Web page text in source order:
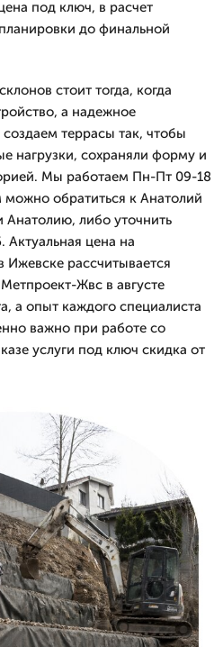
под ключ, в расчет
до финальной
стоит тогда, когда
а надежное
террасы так, чтобы
нагрузки, сохраняли форму и
Мы работаем Пн-Пт 09-18
обратиться к Анатолий
Анатолию, либо уточнить
Актуальная цена на
Ижевске рассчитывается
Жвс в августе
а опыт каждого специалиста
важно при работе со
услуги под ключ скидка от